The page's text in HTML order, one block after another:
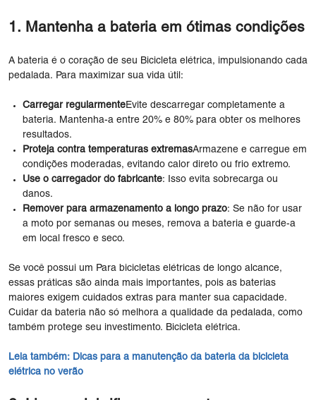
1. Mantenha a bateria em ótimas condições
A bateria é o coração de seu Bicicleta elétrica, impulsionando cada
pedalada. Para maximizar sua vida útil:
Carregar regularmenteEvite descarregar completamente a
bateria. Mantenha-a entre 20% e 80% para obter os melhores
resultados.
Proteja contra temperaturas extremasArmazene e carregue em
condições moderadas, evitando calor direto ou frio extremo.
Use o carregador do fabricante: Isso evita sobrecarga ou
danos.
Remover para armazenamento a longo prazo: Se não for usar
a moto por semanas ou meses, remova a bateria e guarde-a
em local fresco e seco.
Se você possui um Para bicicletas elétricas de longo alcance,
essas práticas são ainda mais importantes, pois as baterias
maiores exigem cuidados extras para manter sua capacidade.
Cuidar da bateria não só melhora a qualidade da pedalada, como
também protege seu investimento. Bicicleta elétrica.
Leia também: Dicas para a manutenção da bateria da bicicleta
elétrica no verão